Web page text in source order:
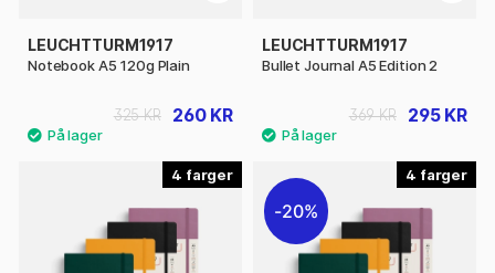
LEUCHTTURM1917
Notebook A5 120g Plain
260 KR
325 KR
LEUCHTTURM1917
Bullet Journal A5 Edition 2
295 KR
369 KR
4 4
20%